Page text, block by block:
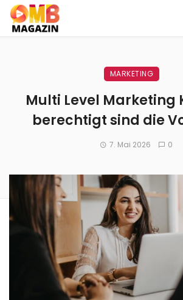
MARKETING
Multi Level Marketing
berechtigt sind die
7. Mai 2026 0